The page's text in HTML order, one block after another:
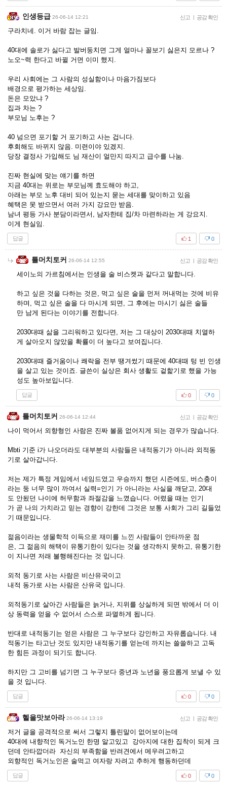
인생등급 26-06-14 12:21 신고 | 공감 확인
구라치네. 이거 바람 잡는 글임.
40대에 솔로가 싫다고 발버둥치면 그게 얼마나 꼴보기 싫은지 모르나 ?
노오~력 한다고 바뀔 거면 이미 했지.
우리 사회에는 그 사람의 성실함이나 마음가짐보다
배경으로 평가하는 세상임.
돈은 모았냐 ?
집과 차는 ?
부모님 노후는 ?
40 넘으면 포기할 거 포기하고 사는 겁니다.
후회해도 바뀌지 않음. 미련이야 있겠지.
당장 결정사 가입해도 님 재산이 얼만지 따지고 급수를 나눔.
진짜 현실에 맞는 얘기를 하면
지금 40대는 위로는 부모님께 효도해야 하고,
아래는 부모 노후 대비 되어 있는지 묻는 세대를 맞이하고 있음
혜택은 못 받으면서 여러 가지 강요만 받음.
남녀 평등 가사 분담이라면서, 남자한테 집/차 마련하라는 게 강요지.
이게 현실임.
답글 0
1
틀머치토커 26-06-14 12:55 신고 | 공감 확인
세이노의 가르침에서는 인생을 술 비스켓과 같다고 말합니다.
하고 싶은 것을 다하는 것은, 먹고 싶은 술을 먼저 꺼내먹는 것에 비유
하며, 먹고 싶은 술을 다 마시게 되면, 그 후에는 마시기 싫은 술들
만 남게 된다는 이야기를 전합니다.
2030대때 삶을 그리워하고 있다면, 저는 그 대상이 2030대때 치열하
게 살아오지 않았을 확률이 더 높다고 보여집니다.
2030대때 즐거움이나 쾌락을 전부 땡겨썼기 때문에 40대때 텅 빈 인생
을 살고 있는 것이죠. 글쓴이 실상은 회사 생활도 겉핥기로 했을 가능
성도 높아보입니다.
답글 0
0
틀머치토커 26-06-14 12:44 신고 | 공감 확인
나이 먹어서 외향형인 사람은 진짜 볼품 없어지게 되는 경우가 많습니다.
Mbti 기준 i가 나오더라도 대부분의 사람들은 내적동기가 아니라 외적동
기로 살아갑니다.
저는 제가 특정 게임에서 네임드였고 우승까지 했던 시즌에도, 버스충이
라는 둥 너무 많이 까여서 실력=인기 가 아니라는 사실을 깨닫고, 20대
도 안됬던 나이에 허무함과 좌절감을 느꼈습니다. 어렸을 때는 인기
가 곧 나의 가치라고 믿는 경향이 강한데 그것은 보통 사회가 그리 길들었
기 때문입니다.
젊음이라는 생물학적 이득으로 재미를 느낀 사람들이 안타까운 점
은, 그 젊음의 해택이 유통기한이 있다는 것을 생각하지 못하고, 유통기한
이 지나면 저래 불행해진다는 것 입니다.
외적 동기로 사는 사람은 비산유국이고
내적 동가로 사는 사람은 산유국 입니다.
외적동기로 살아간 사람들은 늙거나, 지위를 상실하게 되면 밖에서 더 이
상 동력을 얻을 수 없어서 스스로 파멸하게 됩니다.
반대로 내적동기는 얻은 사람은 그 누구보다 강인하고 자유롭습니다. 내
적동기는 타고난 것도 있지만 내적동기를 얻는데 까지는 쓸쓸하고 고독
한 힘든 과정이 되기도 합니다.
하지만 그 고비를 넘기면 그 누구보다 중년과 노년을 풍요롭게 보낼 수 있
을 것 입니다.
답글 0
0
헬을맛보아라 26-06-14 13:19 신고 | 공감 확인
저거 글을 공격적으로 써서 그렇지 틀린말이 없어보이는데
40대에 내향적인 독거노인 한명 알고있고 강아지에 대한 집착이 되게 크
던데 안타깝더라 자신의 부족함을 반려견에서 메우려고하고
외향적인 독거노인은 술먹고 여자랑 자려고 추하게 행동하던데
답글 0
0